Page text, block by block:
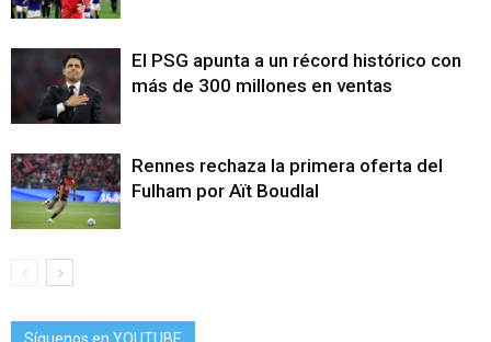
El PSG apunta a un récord histórico con
más de 300 millones en ventas
Rennes rechaza la primera oferta del
Fulham por Aït Boudlal
Síguenos en YOUTUBE